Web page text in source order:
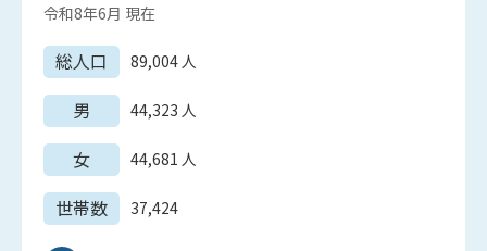
令和8年6月 現在
総人口 89,004 人
男 44,323 人
女 44,681 人
世帯数 37,424